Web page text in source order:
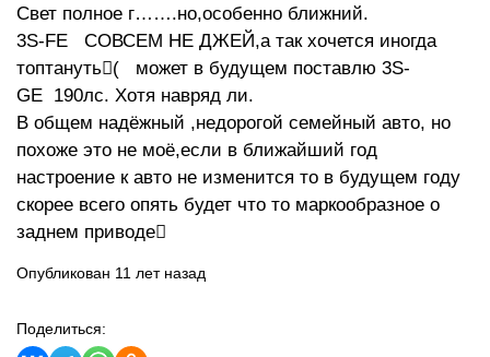
Свет полное г…….но,особенно ближний.
3S-FE СОВСЕМ НЕ ДЖЕЙ,а так хочется иногда
топтануть( может в будущем поставлю 3S-
GE 190лс. Хотя навряд ли.
В общем надёжный ,недорогой семейный авто, но
похоже это не моё,если в ближайший год
настроение к авто не изменится то в будущем году
скорее всего опять будет что то маркообразное о
заднем приводе
Опубликован 11 лет назад
Поделиться: